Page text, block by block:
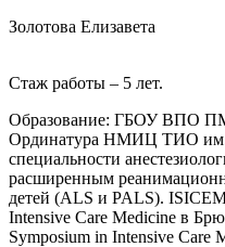
Золотова Елизавета
Стаж работы – 5 лет.
Образование: ГБОУ ВПО
Ординатура НМИЦ ТИО
специальности
расширенным
детей (ALS и PALS).
Intensive Care Medicine в
Symposium in Intensive Care